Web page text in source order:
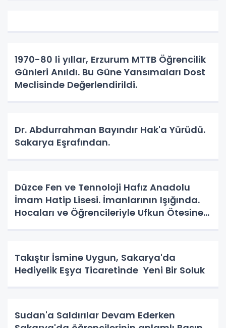
1970-80 li yıllar, Erzurum MTTB Öğrencilik
Günleri Anıldı. Bu Güne Yansımaları Dost
Meclisinde Değerlendirildi.
Dr. Abdurrahman Bayındır Hak'a Yürüdü.
Sakarya Eşrafından.
Düzce Fen ve Tennoloji Hafız Anadolu
İmam Hatip Lisesi. İmanlarının Işığında.
Hocaları ve Öğrencileriyle Ufkun Ötesine
Takıştır İsmine Uygun, Sakarya'da
Hediyelik Eşya Ticaretinde Yeni Bir Soluk
Sudan'a Saldırılar Devam Ederken